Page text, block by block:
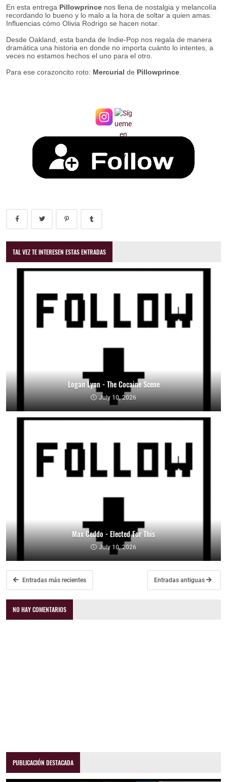
En esta entrega Pillowprince nos llena de nostalgia y melancolía
recordando lo bueno y lo malo a la hora de soltar a quien amas.
Influencias cómo Olivia Rodrigo se hacen notar.
Desde Oakland, esta banda de Indie-Pop nos regala de manera
dramática una historia en donde no importa cuánto lo intentes, a
veces no estamos hechos el uno para el otro.
Para ese corazoncito roto: Mercurial de Pillowprince.
TAL VEZ TE INTERESEN ESTAS ENTRADAS
Logan Lynn - The Cocaine Scene
July 10, 2026
Max Ceddo - Elected For This
July 10, 2026
Entradas más recientes Entradas antiguas
NO HAY COMENTARIOS
PUBLICACIÓN DESTACADA